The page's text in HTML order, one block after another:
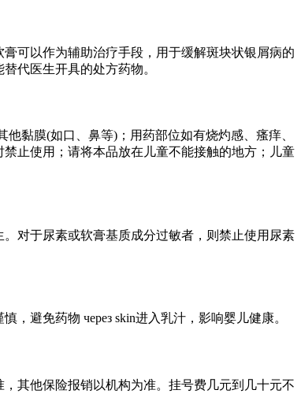
可以作为辅助治疗手段，用于缓解斑块状银屑病的
代医生开具的处方药物。
黏膜(如口、鼻等)；用药部位如有烧灼感、瘙痒、
止使用；请将本品放在儿童不能接触的地方；儿童
对于尿素或软膏基质成分过敏者，则禁止使用尿素
避免药物 через skin进入乳汁，影响婴儿健康。
其他保险报销以机构为准。挂号费几元到几十元不